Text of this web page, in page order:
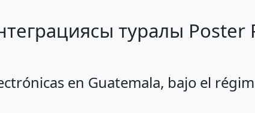
туралы Poster
en Guatemala, bajo el